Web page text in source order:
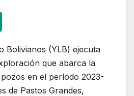
Bolivianos (YLB) ejecuta
que abarca la
en el período 2023-
de Pastos Grandes,